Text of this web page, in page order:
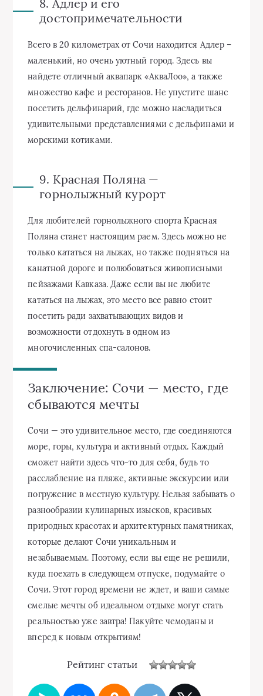
8. Адлер и его
достопримечательности
Всего в 20 километрах от Сочи находится Адлер –
маленький, но очень уютный город. Здесь вы
найдете отличный аквапарк «АкваЛоо», а также
множество кафе и ресторанов. Не упустите шанс
посетить дельфинарий, где можно насладиться
удивительными представлениями с дельфинами и
морскими котиками.
9. Красная Поляна —
горнолыжный курорт
Для любителей горнолыжного спорта Красная
Поляна станет настоящим раем. Здесь можно не
только кататься на лыжах, но также подняться на
канатной дороге и полюбоваться живописными
пейзажами Кавказа. Даже если вы не любите
кататься на лыжах, это место все равно стоит
посетить ради захватывающих видов и
возможности отдохнуть в одном из
многочисленных спа-салонов.
Заключение: Сочи — место, где
сбываются мечты
Сочи — это удивительное место, где соединяются
море, горы, культура и активный отдых. Каждый
сможет найти здесь что-то для себя, будь то
расслабление на пляже, активные экскурсии или
погружение в местную культуру. Нельзя забывать о
разнообразии кулинарных изысков, красивых
природных красотах и архитектурных памятниках,
которые делают Сочи уникальным и
незабываемым. Поэтому, если вы еще не решили,
куда поехать в следующем отпуске, подумайте о
Сочи. Этот город времени не ждет, и ваши самые
смелые мечты об идеальном отдыхе могут стать
реальностью уже завтра! Пакуйте чемоданы и
вперед к новым открытиям!
Рейтинг статьи